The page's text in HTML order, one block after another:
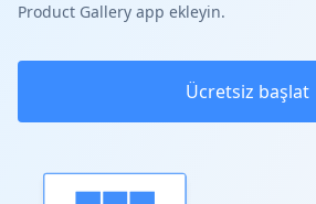
Product Gallery app ekleyin.
Ücretsiz başlat